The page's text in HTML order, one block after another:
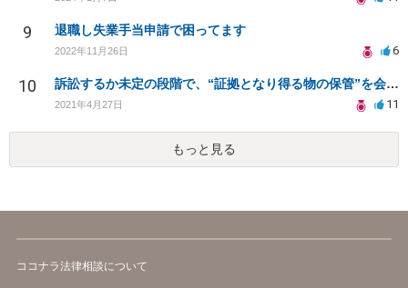
9 退職し失業手当申請で困ってます
2022年11月26日 6
10 訴訟するか未定の段階で、“証拠となり得る物の保管”を会社に応じてもらえる方法は在りますか?
2021年4月27日 11
もっと見る
ココナラ法律相談について